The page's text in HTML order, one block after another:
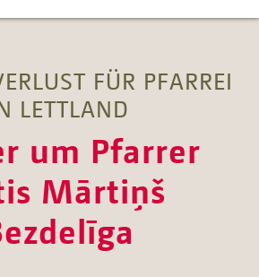
FÜR PFARREI
LETTLAND
um Pfarrer
Mārtiņš